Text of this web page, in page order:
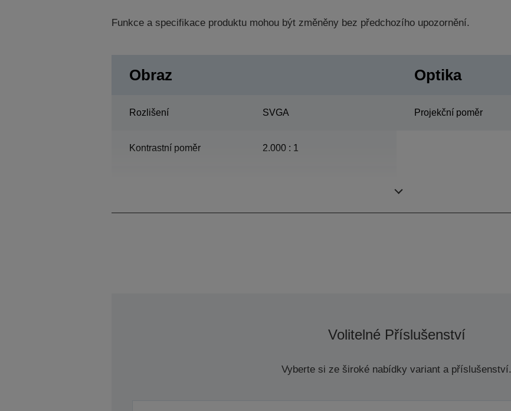
Funkce a specifikace produktu mohou být změněny bez předchozího upozornění.
Obraz
Rozlišení SVGA
Kontrastní poměr 2.000 : 1
Optika
Projekční poměr
Volitelné Příslušenství
Vyberte si ze široké nabídky variant a příslušenství.